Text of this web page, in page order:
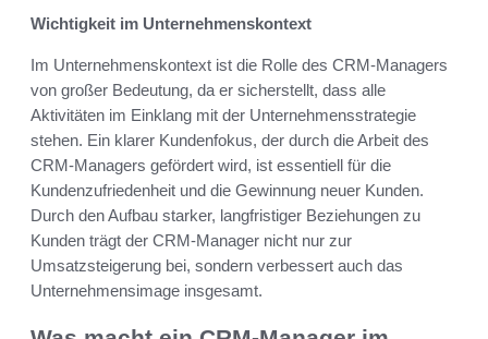
Wichtigkeit im Unternehmenskontext
Im Unternehmenskontext ist die Rolle des CRM-Managers
von großer Bedeutung, da er sicherstellt, dass alle
Aktivitäten im Einklang mit der Unternehmensstrategie
stehen. Ein klarer Kundenfokus, der durch die Arbeit des
CRM-Managers gefördert wird, ist essentiell für die
Kundenzufriedenheit und die Gewinnung neuer Kunden.
Durch den Aufbau starker, langfristiger Beziehungen zu
Kunden trägt der CRM-Manager nicht nur zur
Umsatzsteigerung bei, sondern verbessert auch das
Unternehmensimage insgesamt.